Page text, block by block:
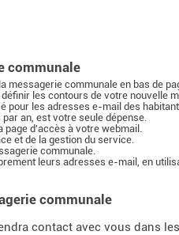
communale
messagerie communale en bas de
les contours de votre nouvelle
pour les adresses e-mail des
an, est votre seule dépense.
d'accès à votre webmail.
et de la gestion du service.
communale.
leurs adresses e-mail, en
communale
contact avec vous dans